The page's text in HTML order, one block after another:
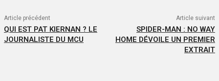
Article précédent
QUI EST PAT KIERNAN ? LE
JOURNALISTE DU MCU
Article suivant
SPIDER-MAN : NO WAY
HOME DÉVOILE UN PREMIER
EXTRAIT